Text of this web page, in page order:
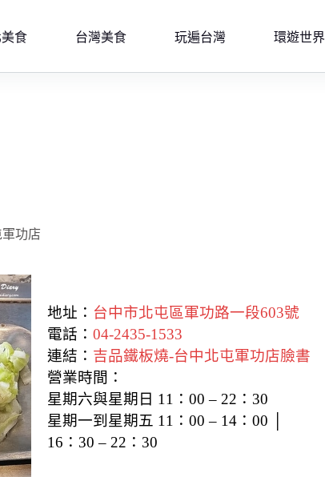
食 台灣美食 玩遍台灣 環遊世界
功店
地址： 台中市北屯區軍功路一段603號
電話： 04-2435-1533
連結： 吉品鐵板燒-台中北屯軍功店臉書
營業時間：
星期六與星期日 11：00 – 22：30
星期一到星期五 11：00 – 14：00 │
16：30 – 22：30